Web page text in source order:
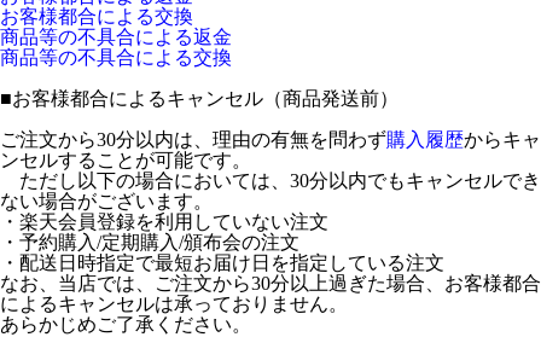
お客様都合による交換
商品等の不具合による返金
商品等の不具合による交換
■お客様都合によるキャンセル（商品発送前）
ご注文から30分以内は、理由の有無を問わず購入履歴からキャ
ンセルすることが可能です。
ただし以下の場合においては、30分以内でもキャンセルでき
ない場合がございます。
・楽天会員登録を利用していない注文
・予約購入/定期購入/頒布会の注文
・配送日時指定で最短お届け日を指定している注文
なお、当店では、ご注文から30分以上過ぎた場合、お客様都合
によるキャンセルは承っておりません。
あらかじめご了承ください。